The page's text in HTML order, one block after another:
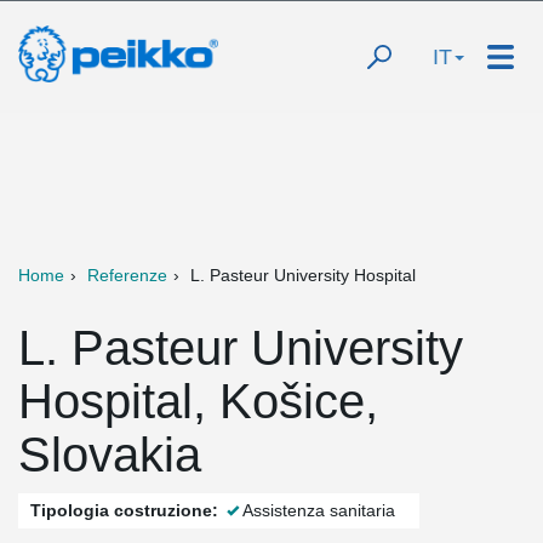
IT
Home Referenze L. Pasteur University Hospital
L. Pasteur University
Hospital, Košice,
Slovakia
Tipologia costruzione: Assistenza sanitaria